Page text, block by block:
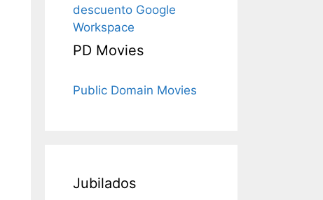
descuento Google
Workspace
PD Movies
Public Domain Movies
Jubilados